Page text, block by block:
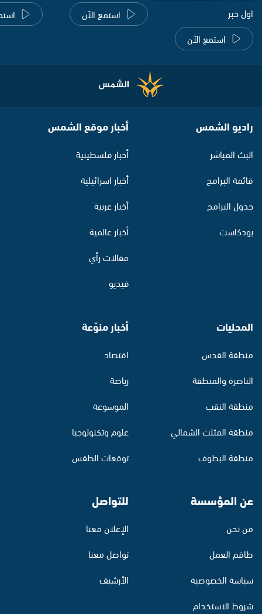
اول خبر
استمع الآن
استمع الآن
راديو الشمس
البث المباشر
قائمة البرامج
جدول البرامج
بودكاست
أخبار موقع الشمس
أخبار فلسطينية
أخبار اسرائيلية
أخبار عربية
أخبار عالمية
مقالات رأي
فيديو
المحليات
منطقة القدس
الناصرة والمنطقة
منطقة النقب
منطقة المثلث الشمالي
منطقة البطوف
أخبار منوّعة
اقتصاد
رياضة
الموسوعة
علوم وتكنولوجيا
توقعات الطقس
عن المؤسسة
من نحن
طاقم العمل
سياسة الخصوصية
شروط الاستخدام
للتواصل
الإعلان معنا
تواصل معنا
الأرشيف